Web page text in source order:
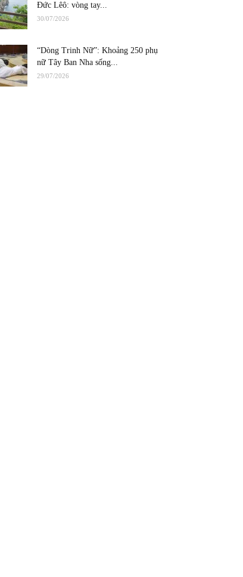
Đức Lêô: vòng tay...
30/07/2026
“Dòng Trinh Nữ”: Khoảng 250 phụ
nữ Tây Ban Nha sống...
29/07/2026